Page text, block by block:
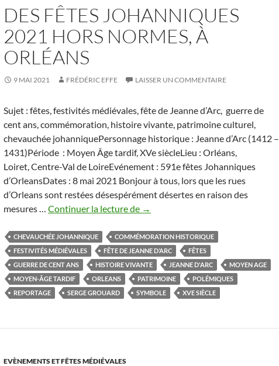
DES FÊTES JOHANNIQUES
2021 HORS NORMES, À
ORLÉANS
9 MAI 2021 FRÉDÉRIC EFFE LAISSER UN COMMENTAIRE
Sujet : fêtes, festivités médiévales, fête de Jeanne d’Arc, guerre de
cent ans, commémoration, histoire vivante, patrimoine culturel,
chevauchée johanniquePersonnage historique : Jeanne d’Arc (1412 –
1431)Période : Moyen Âge tardif, XVe siècleLieu : Orléans,
Loiret, Centre-Val de LoireEvénement : 591e fêtes Johanniques
d’OrleansDates : 8 mai 2021 Bonjour à tous, lors que les rues
d’Orleans sont restées désespérément désertes en raison des
mesures … Continuer la lecture de DeS
johanniques
2021
hors
normes,
à
→
CHEVAUCHÉE JOHANNIQUE
COMMÉMORATION HISTORIQUE
FESTIVITÉS MÉDIÉVALES
FÊTE DE JEANNE D’ARC
FÊTES
GUERRE DE CENT ANS
HISTOIRE VIVANTE JEANNE D'ARC
MOYEN AGE
MOYEN-ÂGE TARDIF
ORLEANS PATRIMOINE
POLÉMIQUES
REPORTAGE
SERGE GROUARD SYMBOLE XVE SIÈCLE
EVÈNEMENTS ET FÊTES MÉDIÉVALES